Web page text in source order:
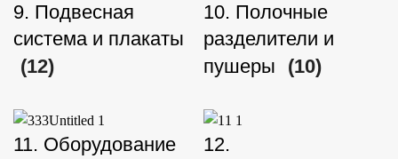
9. Подвесная
система и плакаты
(12)
10. Полочные
разделители и
пушеры
(10)
11. Оборудование
12.